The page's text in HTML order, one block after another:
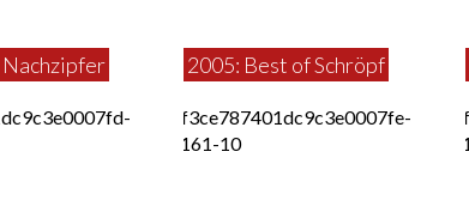
2005: Best of Schröpf